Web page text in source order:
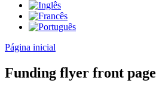
Página inicial
Funding flyer front page